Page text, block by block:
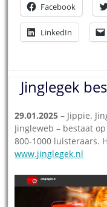
Facebook
LinkedIn
Jinglegek
29.01.2025 – Jippie.
Jingleweb – bestaat
800-1000 luisteraars.
www.jinglegek.nl